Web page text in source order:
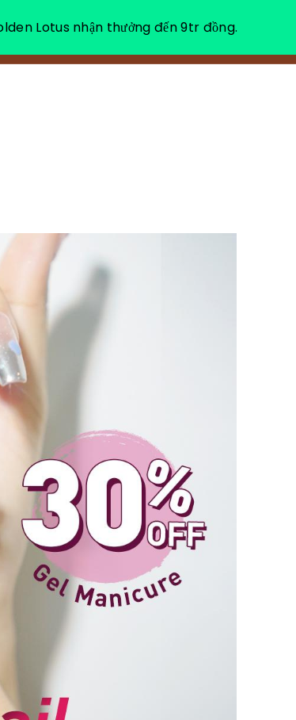
소개
Lotus nhận thưởng đến 9tr đồng.